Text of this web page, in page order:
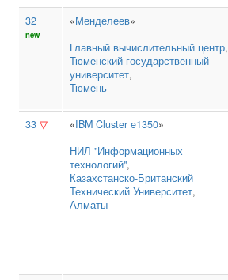
32
new
«Менделеев»
Главный вычислительный центр,
Тюменский государственный
университет,
Тюмень
33 ▽ «IBM Cluster e1350»
НИЛ "Информационных
технологий",
Казахстанско‑Британский
Технический Университет,
Алматы